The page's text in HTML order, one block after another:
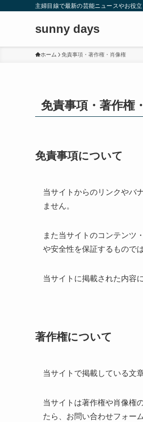
主婦目線で最新の芸能ニュースやお役立
sunny days
ホーム 免責事項・著作権・肖像権
免責事項・著作権
免責事項について
当サイトからのリンクやバ
ません。
また当サイトのコンテンツ
や安全性を保証するもので
当サイトに掲載された内容
著作権について
当サイトで掲載している文
当サイトは著作権や肖像権
たら、お問い合わせフォー